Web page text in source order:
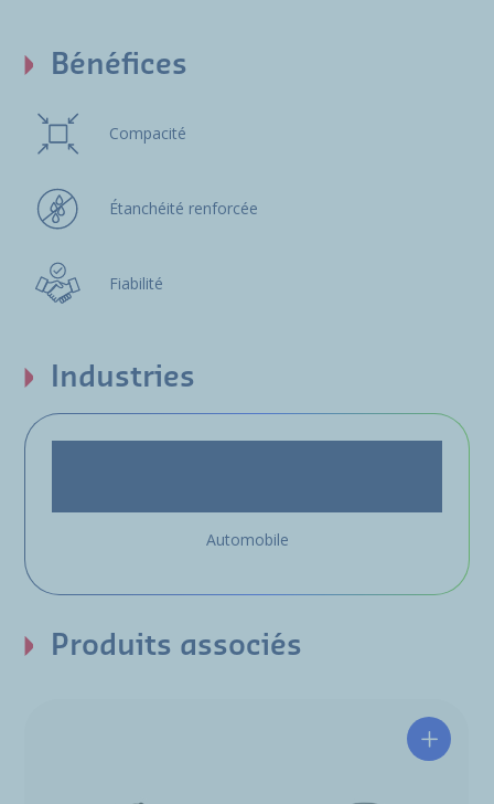
Bénéfices
Compacité
Étanchéité renforcée
Fiabilité
Industries
Automobile
Produits associés